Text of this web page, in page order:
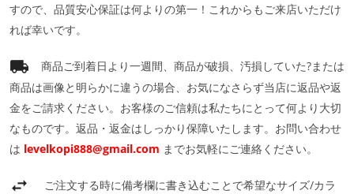
すので、品質安心保証は何よりの第一！これからもご来店いただけ
れば幸いです。
商品ご到着日より一週間、商品が破損、汚損していた?または
商品は画像と明らかに違うの場合、お気になさらず当店に返品や返
金をご請求ください。お客様のご信頼は私たちにとって何より大切
なものです。返品・返金はしっかり保障いたします。お問い合わせ
は levelkopi888@gmail.com までお気軽にご連絡ください。
ご注文する時に備考欄に書き込むことで希望なサイズ/カラ